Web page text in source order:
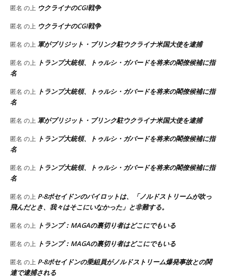
匿名 の上 ウクライナのCGI戦争
匿名 の上 ウクライナのCGI戦争
匿名 の上 軍がブリジット・ブリンク駐ウクライナ米国大使を逮捕
匿名 の上 トランプ大統領、トゥルシ・ガバードを将来の閣僚候補に指
名
匿名 の上 トランプ大統領、トゥルシ・ガバードを将来の閣僚候補に指
名
匿名 の上 軍がブリジット・ブリンク駐ウクライナ米国大使を逮捕
匿名 の上 トランプ大統領、トゥルシ・ガバードを将来の閣僚候補に指
名
匿名 の上 トランプ大統領、トゥルシ・ガバードを将来の閣僚候補に指
名
匿名 の上 P-8ポセイドンのパイロットは、「ノルドストリームが吹っ
飛んだとき、我々はそこにいなかった」と非難する。
匿名 の上 トランプ：MAGAの裏切り者はどこにでもいる
匿名 の上 トランプ：MAGAの裏切り者はどこにでもいる
匿名 の上 P-8ポセイドンの乗組員がノルドストリーム爆発事故との関
連で逮捕される